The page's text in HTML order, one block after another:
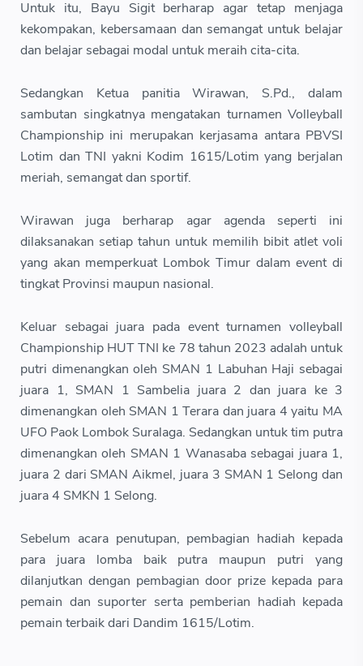
Untuk itu, Bayu Sigit berharap agar tetap menjaga
kekompakan, kebersamaan dan semangat untuk belajar
dan belajar sebagai modal untuk meraih cita-cita.
Sedangkan Ketua panitia Wirawan, S.Pd., dalam
sambutan singkatnya mengatakan turnamen Volleyball
Championship ini merupakan kerjasama antara PBVSI
Lotim dan TNI yakni Kodim 1615/Lotim yang berjalan
meriah, semangat dan sportif.
Wirawan juga berharap agar agenda seperti ini
dilaksanakan setiap tahun untuk memilih bibit atlet voli
yang akan memperkuat Lombok Timur dalam event di
tingkat Provinsi maupun nasional.
Keluar sebagai juara pada event turnamen volleyball
Championship HUT TNI ke 78 tahun 2023 adalah untuk
putri dimenangkan oleh SMAN 1 Labuhan Haji sebagai
juara 1, SMAN 1 Sambelia juara 2 dan juara ke 3
dimenangkan oleh SMAN 1 Terara dan juara 4 yaitu MA
UFO Paok Lombok Suralaga. Sedangkan untuk tim putra
dimenangkan oleh SMAN 1 Wanasaba sebagai juara 1,
juara 2 dari SMAN Aikmel, juara 3 SMAN 1 Selong dan
juara 4 SMKN 1 Selong.
Sebelum acara penutupan, pembagian hadiah kepada
para juara lomba baik putra maupun putri yang
dilanjutkan dengan pembagian door prize kepada para
pemain dan suporter serta pemberian hadiah kepada
pemain terbaik dari Dandim 1615/Lotim.